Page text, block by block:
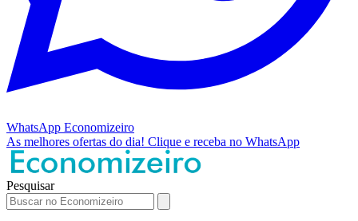
WhatsApp Economizeiro
As melhores ofertas do dia! Clique e receba no WhatsApp
Pesquisar